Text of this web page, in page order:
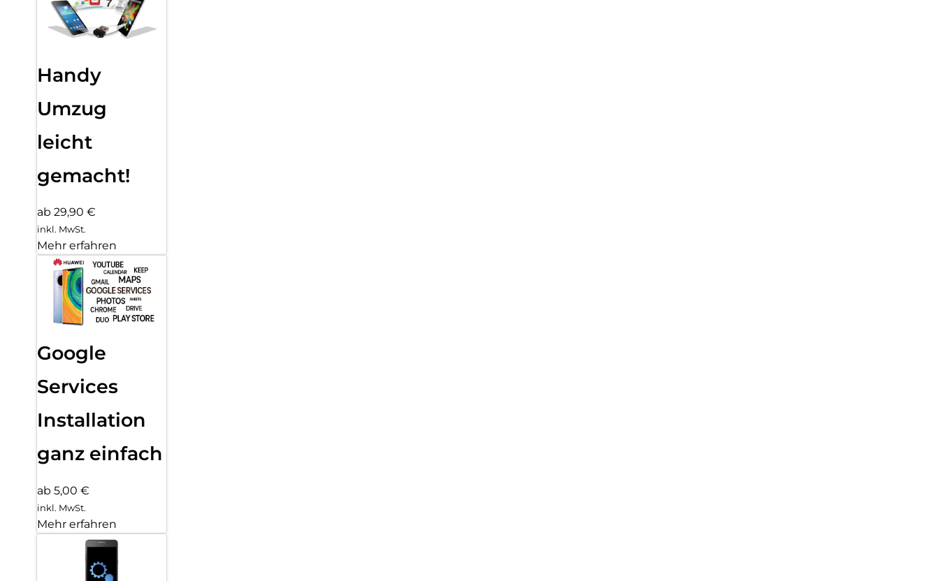
Handy
Umzug
leicht
gemacht!
ab 29,90 €
inkl. MwSt.
Mehr erfahren
Google
Services
Installation
ganz einfach
ab 5,00 €
inkl. MwSt.
Mehr erfahren